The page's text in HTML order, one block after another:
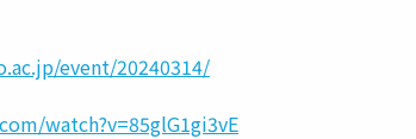
event/20240314/
watch?v=85glG1gi3vE